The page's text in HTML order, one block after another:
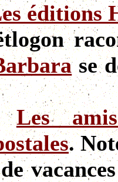
éditions
se
Les
.